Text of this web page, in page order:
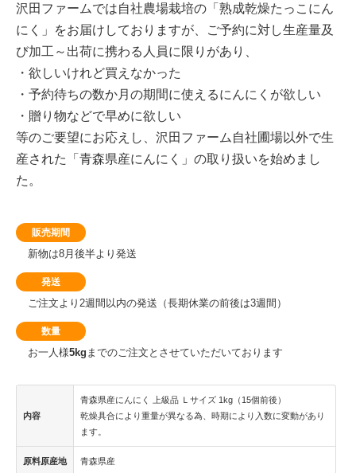
沢田ファームでは自社農場栽培の「熟成乾燥たっこにん
にく」をお届けしておりますが、ご予約に対し生産量及
び加工～出荷に携わる人員に限りがあり、
・欲しいけれど買えなかった
・予約待ちの数か月の期間に使えるにんにくが欲しい
・贈り物などで早めに欲しい
等のご要望にお応えし、沢田ファーム自社圃場以外で生
産された「青森県産にんにく」の取り扱いを始めまし
た。
販売期間
新物は8月後半より発送
発送
ご注文より2週間以内の発送（長期休業の前後は3週間）
数量
お一人様5kg までのご注文とさせていただいております
内容
青森県産にんにく 上級品 Ｌサイズ 1kg（15個前後）
乾燥具合により重量が異なる為、時期により入数に変動があり
ます。
原料原産地 青森県産